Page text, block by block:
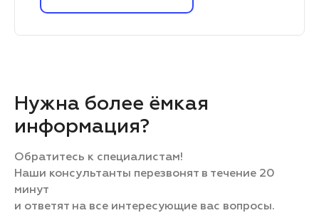
Нужна более ёмкая
информация?
Обратитесь к специалистам!
Наши консультанты перезвонят в течение 20
минут
и ответят на все интересующие вас вопросы.